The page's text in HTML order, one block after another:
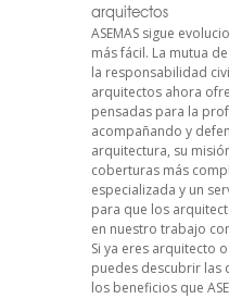
arquitectos
ASEMAS sigue
más fácil. La mutua
la responsabilidad
arquitectos ahora
pensadas para la
acompañando y
arquitectura, su
coberturas más
especializada y un
para que los
en nuestro trabajo
Si ya eres arquitecto
puedes descubrir las
los beneficios que